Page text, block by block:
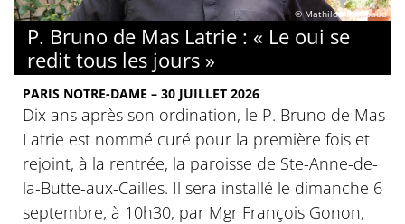
© Mathilde Rambaud
P. Bruno de Mas Latrie : « Le oui se
redit tous les jours »
PARIS NOTRE-DAME – 30 JUILLET 2026
Dix ans après son ordination, le P. Bruno de Mas
Latrie est nommé curé pour la première fois et
rejoint, à la rentrée, la paroisse de Ste-Anne-de-
la-Butte-aux-Cailles. Il sera installé le dimanche 6
septembre, à 10h30, par Mgr François Gonon,